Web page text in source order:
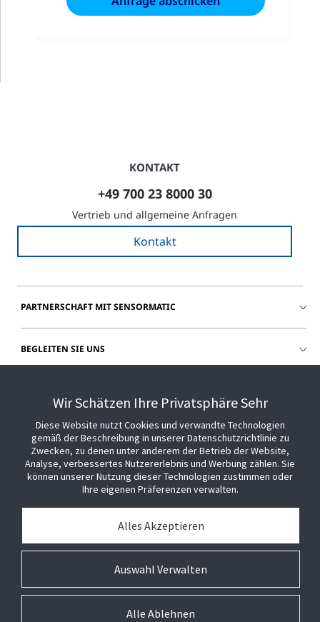
KONTAKT
+49 700 23 8000 30
Vertrieb und allgemeine Anfragen
Kontakt
PARTNERSCHAFT MIT SENSORMATIC
BEGLEITEN SIE UNS
Wir Schätzen Ihre Privatsphäre Sehr
Diese Website nutzt Cookies und verwandte Technologien
gemäß der Beschreibung in unserer Datenschutzrichtlinie zu
Zwecken, zu denen unter anderem der Betrieb der Website,
Analyse, verbessertes Nutzererlebnis und Werbung zählen. Sie
können unserer Nutzung dieser Technologien zustimmen oder
Ihre eigenen Präferenzen verwalten.
Auswahl Verwalten
Alles Akzeptieren
Alle Ablehnen